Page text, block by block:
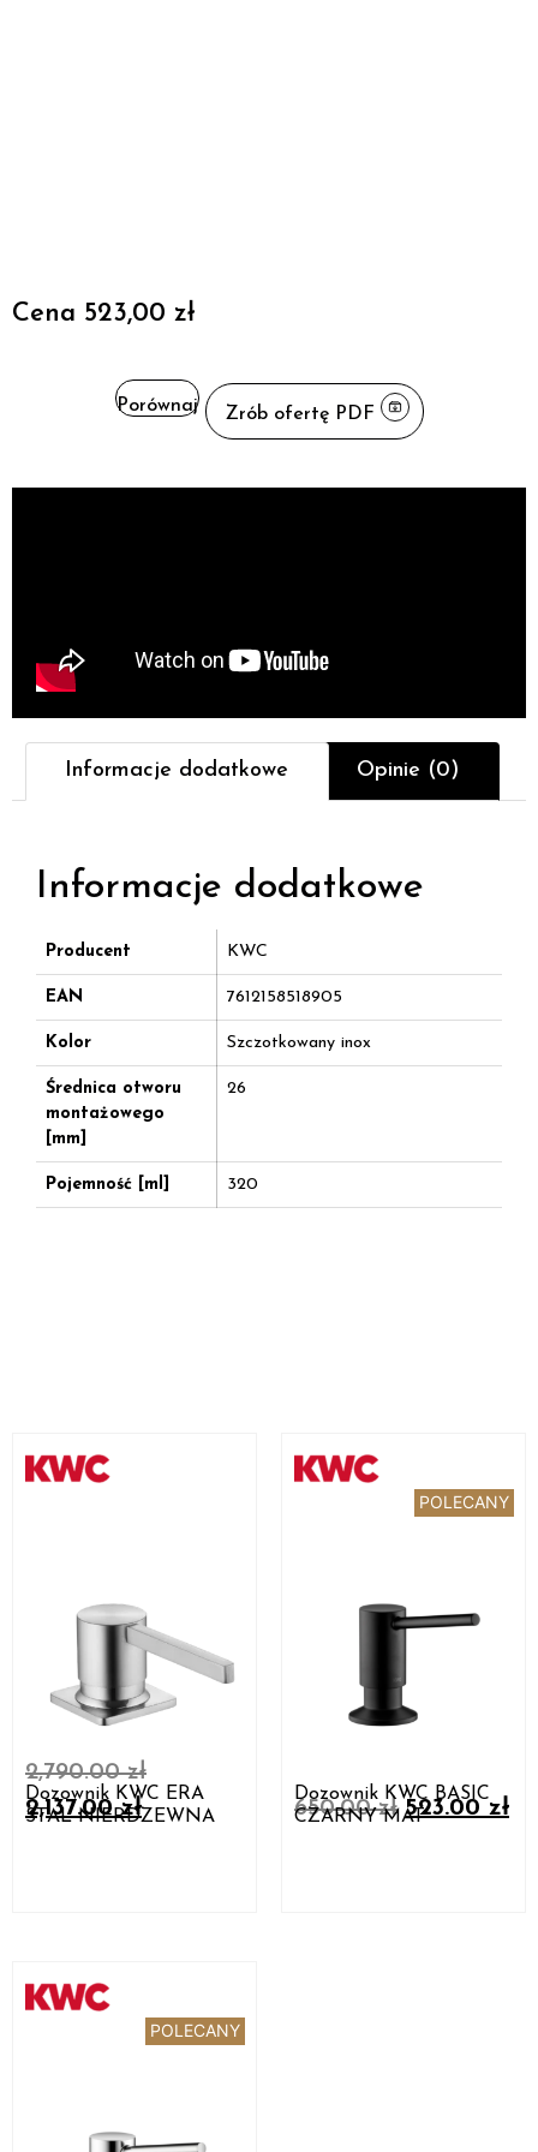
Cena 523,00 zł
Porównaj Zrób ofertę PDF
Informacje dodatkowe Opinie (0)
Informacje dodatkowe
Producent KWC
EAN 7612158518905
Kolor Szczotkowany inox
Średnica otworu
montażowego
[mm]
26
Pojemność [ml] 320
Dozownik KWC ERA
STAL NIERDZEWNA
2,790.00zł
2,137.00zł
Dozownik KWC BASIC
CZARNY MAT
POLECANY
650.00zł 523.00 zł
POLECANY